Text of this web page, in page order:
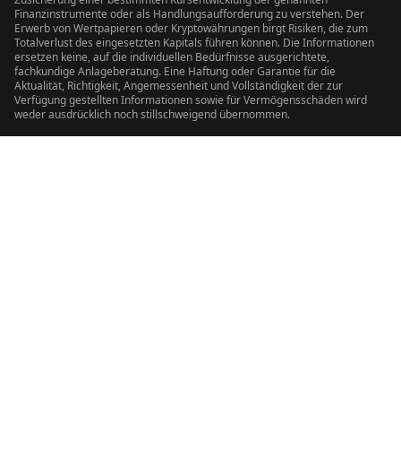
Finanzinstrumente oder als Handlungsaufforderung zu verstehen. Der
Erwerb von Wertpapieren oder Kryptowährungen birgt Risiken, die zum
Totalverlust des eingesetzten Kapitals führen können. Die Informationen
ersetzen keine, auf die individuellen Bedürfnisse ausgerichtete,
fachkundige Anlageberatung. Eine Haftung oder Garantie für die
Aktualität, Richtigkeit, Angemessenheit und Vollständigkeit der zur
Verfügung gestellten Informationen sowie für Vermögensschäden wird
weder ausdrücklich noch stillschweigend übernommen.